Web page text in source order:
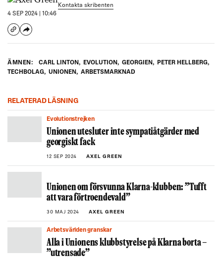
Kontakta skribenten
4 SEP 2024 | 10:46
ÄMNEN: CARL LINTON, EVOLUTION, GEORGIEN, PETER HELLBERG,
TECHBOLAG, UNIONEN, ARBETSMARKNAD
RELATERAD LÄSNING
Evolutionstrejken
Unionen utesluter inte sympatiåtgärder med
georgiskt fack
12 SEP 2024 AXEL GREEN
Unionen om försvunna Klarna-klubben: ”Tufft
att vara förtroendevald”
30 MAJ 2024 AXEL GREEN
Arbetsvärlden granskar
Alla i Unionens klubbstyrelse på Klarna borta –
”utrensade”